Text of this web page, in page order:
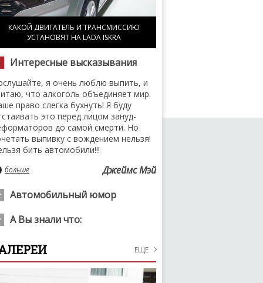
КАКОЙ ДВИГАТЕЛЬ И ТРАНСМИССИЮ
УСТАНОВЯТ НА LADA ISKRA
Интересные высказывания
я очень люблю выпить, и
что алкоголь объединяет мир.
право слегка бухнуть! Я буду
это перед лицом зануд-
до самой смерти. Но
выпивку с вождением нельзя!
бить автомобили!!!
Джеймс Мэй
больше
Автомобильный юмор
мой взгляд, этот знак установили в
месте, а я как раз
больше
А Вы знали что:
называлась корейская
известная всем сейчас как
Кстати, "KI" значит "выйти на
ЕЩЕ